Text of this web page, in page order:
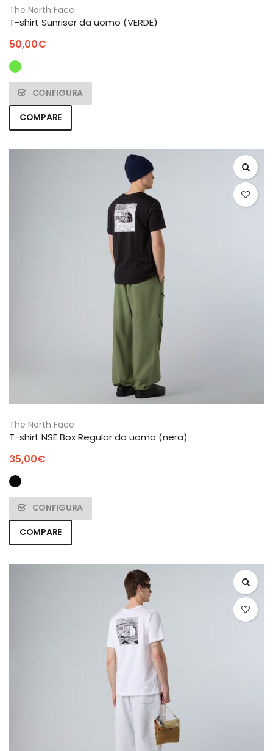
The North Face
T-shirt Sunriser da uomo (VERDE)
50,00€
CONFIGURA
COMPARE
The North Face
T-shirt NSE Box Regular da uomo (nera)
35,00€
CONFIGURA
COMPARE